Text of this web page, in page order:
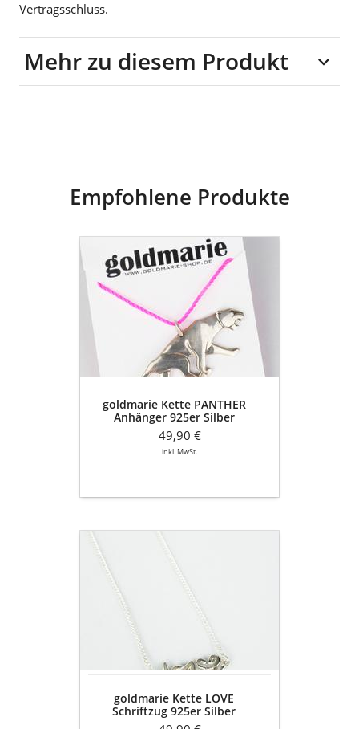
Vertragsschluss.
Mehr zu diesem Produkt
Empfohlene Produkte
goldmarie
Kette
PANTHER
Anhänger
925er
Silber
goldmarie Kette PANTHER
Anhänger 925er Silber
49,90 €
inkl. MwSt.
goldmarie
Kette
LOVE
Schriftzug
goldmarie Kette LOVE
Schriftzug 925er Silber